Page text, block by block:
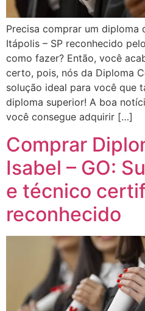
Precisa comprar um diploma
Itápolis – SP reconhecido
como fazer? Então, você
certo, pois, nós da Diploma
solução ideal para você que
diploma superior! A boa
você consegue adquirir […]
Comprar
Isabel – GO:
e técnico
reconhecido